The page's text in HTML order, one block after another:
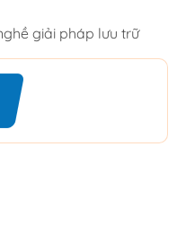
giải pháp lưu trữ